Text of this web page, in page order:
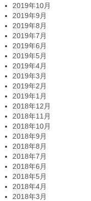
2019年10月
2019年9月
2019年8月
2019年7月
2019年6月
2019年5月
2019年4月
2019年3月
2019年2月
2019年1月
2018年12月
2018年11月
2018年10月
2018年9月
2018年8月
2018年7月
2018年6月
2018年5月
2018年4月
2018年3月